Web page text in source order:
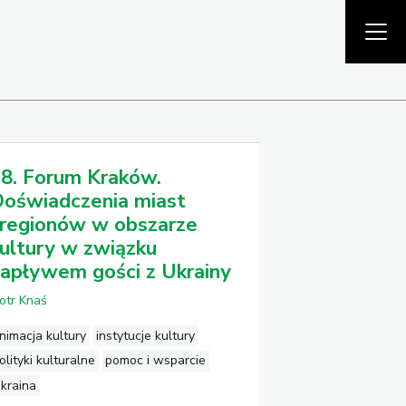
Forum Kraków.
miast
w obszarze
w związku
gości z Ukrainy
Knaś
kultury instytucje kultury
kulturalne
pomoc i wsparcie